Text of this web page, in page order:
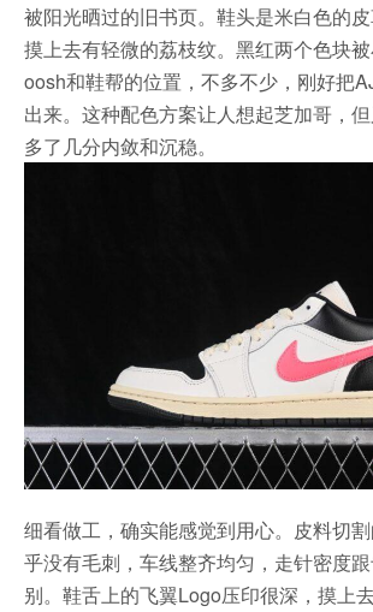
被阳光晒过的旧书页。鞋头是米白色的皮
摸上去有轻微的荔枝纹。黑红两个色块
oosh和鞋帮的位置，不多不少，刚好把
出来。这种配色方案让人想起芝加哥，但
多了几分内敛和沉稳。
细看做工，确实能感觉到用心。皮料切
乎没有毛刺，车线整齐均匀，走针密度
别。鞋舌上的飞翼Logo压印很深，摸上